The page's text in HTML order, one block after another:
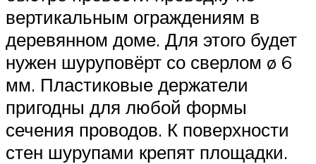
вертикальным ограждениям в
деревянном доме. Для этого будет
нужен шуруповёрт со сверлом ø 6
мм. Пластиковые держатели
пригодны для любой формы
сечения проводов. К поверхности
стен шурупами крепят площадки.